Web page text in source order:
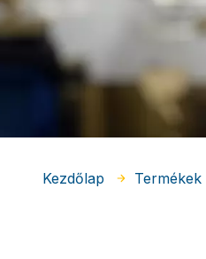
Kezdőlap Termékek